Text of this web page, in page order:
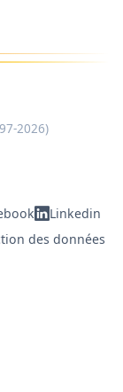
2026)
Linkedin
des données